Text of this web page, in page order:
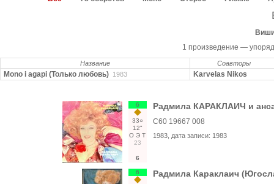
1 произведение —
Название Соавторы
Mono i agapi (Только любовь) 1983 Karvelas Nikos
6
33○
12"
О Э Т
23
6
Радмила КАРАКЛАИЧ и
С60 19667 008
1983 , дата записи: 1983
6 Радмила Караклаич